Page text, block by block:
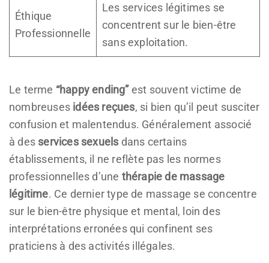
Éthique
Professionnelle
Les services légitimes se
concentrent sur le bien-être
sans exploitation.
Le terme “happy ending”est souvent victime de
nombreuses idées reçues, si bien qu’il peut susciter
confusion et malentendus. Généralement associé
à des services sexuels dans certains
établissements, il ne reflète pas les normes
professionnelles d’une thérapie de massage
légitime. Ce dernier type de massage se concentre
sur le bien-être physique et mental, loin des
interprétations erronées qui confinent ses
praticiens à des activités illégales.